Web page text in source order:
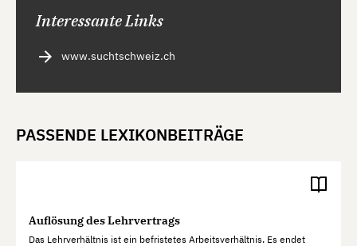
Interessante Links
www.suchtschweiz.ch
PASSENDE LEXIKONBEITRÄGE
Auflösung des Lehrvertrags
Das Lehrverhältnis ist ein befristetes Arbeitsverhältnis. Es endet